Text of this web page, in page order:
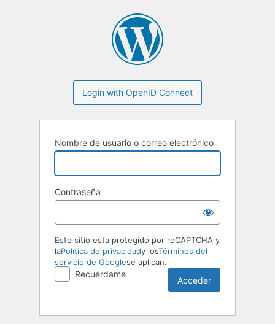
Login with OpenID Connect
Nombre de usuario o correo electrónico
Contraseña
Este sitio esta protegido por reCAPTCHA y
laPolítica de privacidady losTérminos del
servicio de Googlese aplican.
Recuérdame